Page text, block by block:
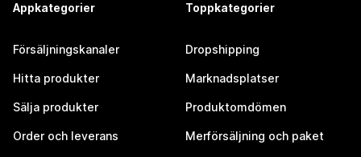
Appkategorier
Försäljningskanaler
Hitta produkter
Sälja produkter
Order och leverans
Toppkategorier
Dropshipping
Marknadsplatser
Produktomdömen
Merförsäljning och paket